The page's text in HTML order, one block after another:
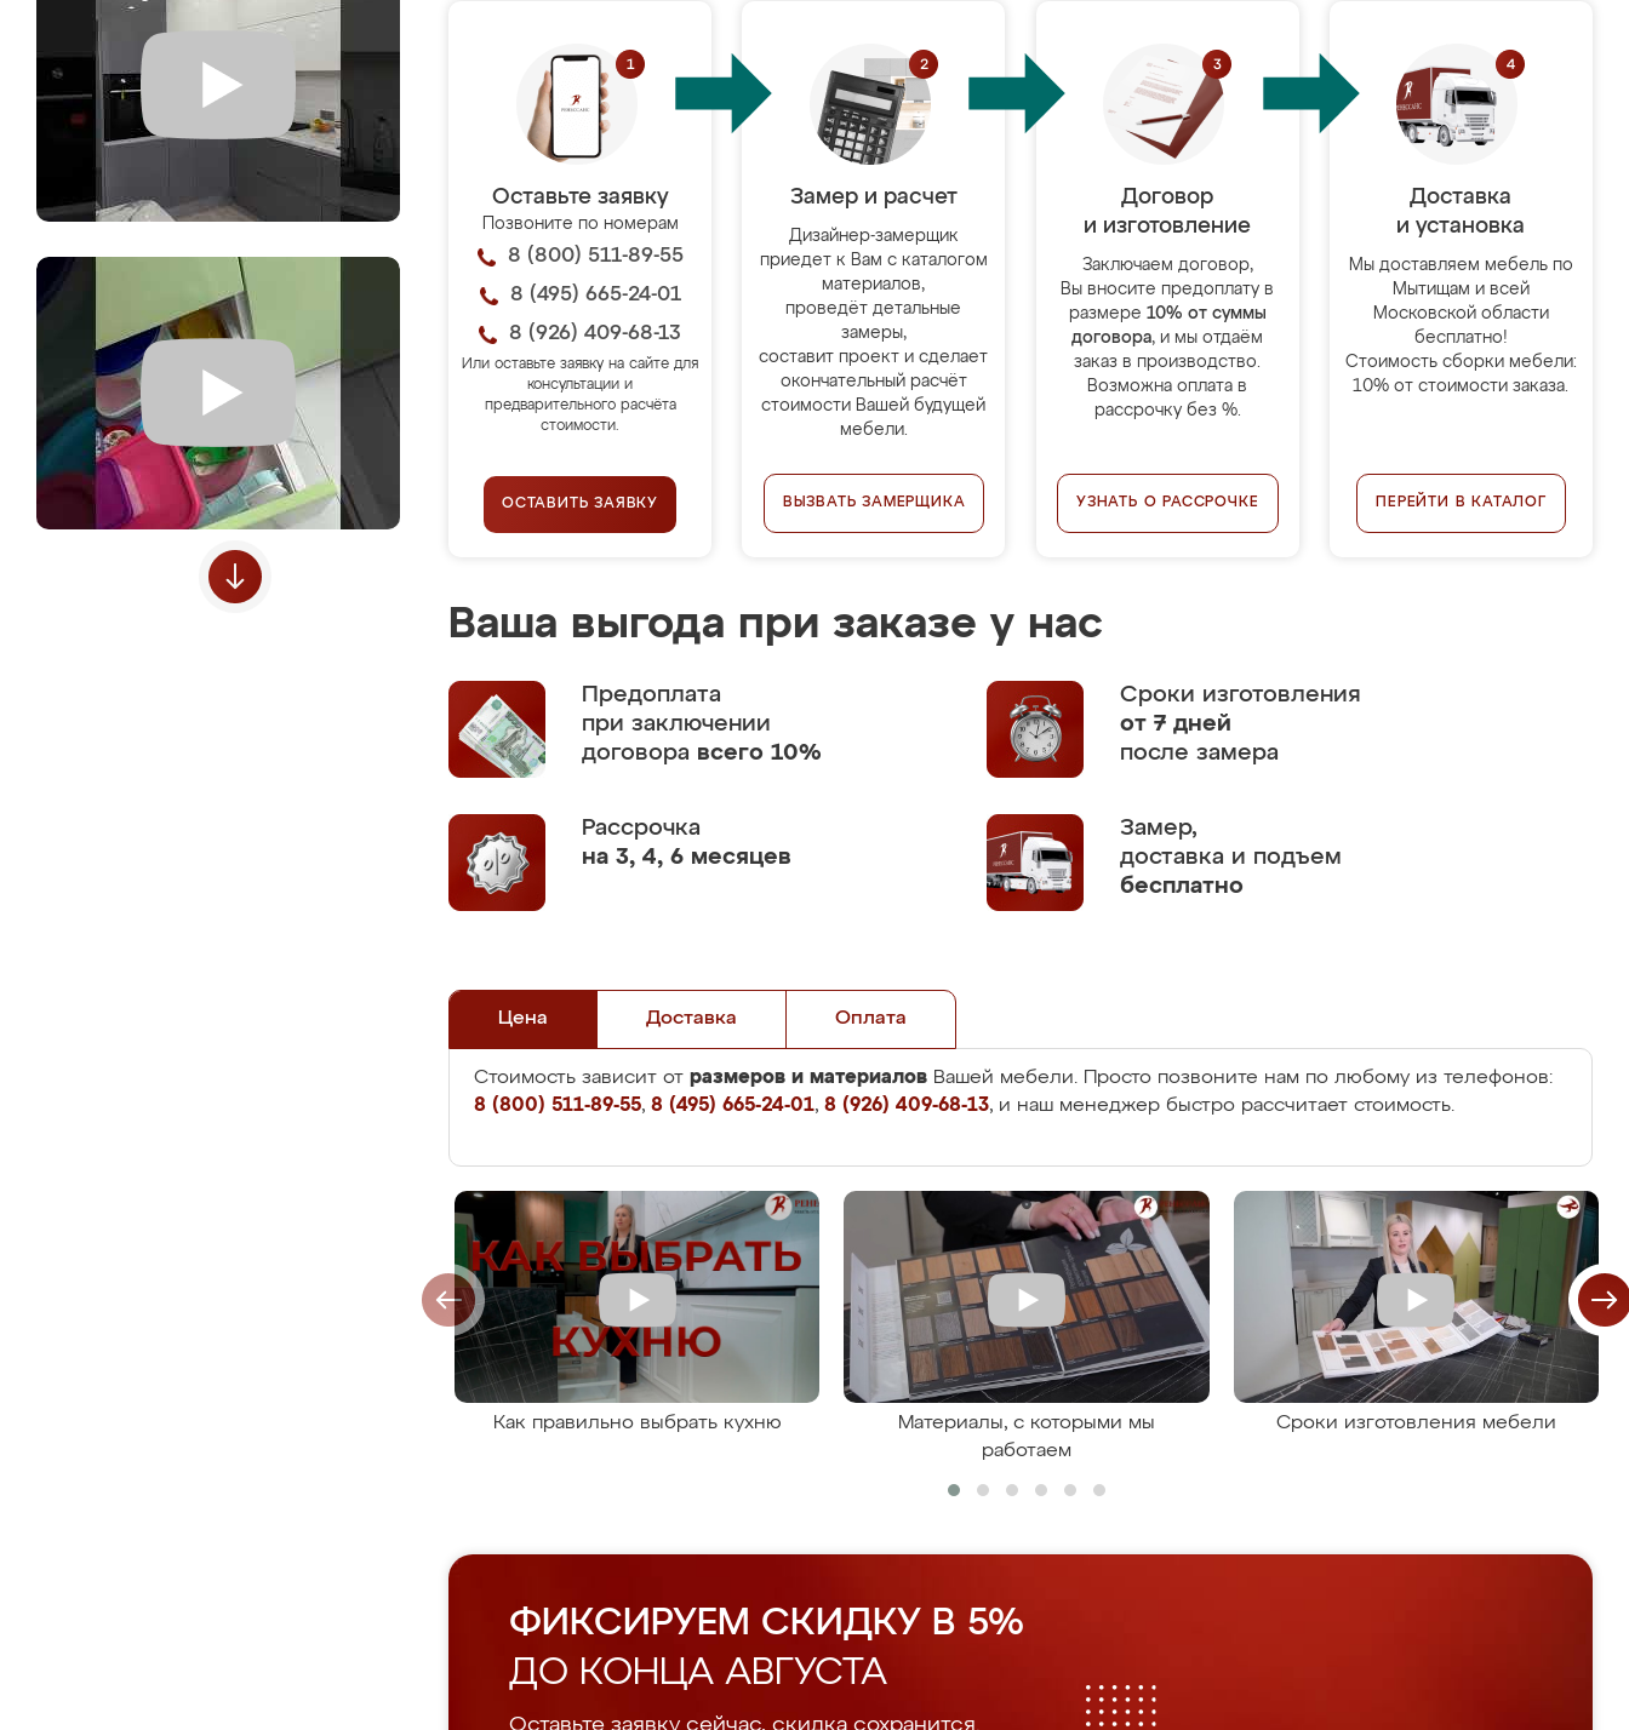
Оставьте заявку
Позвоните по номерам
8 (800) 511-89-55
8 (495) 665-24-01
8 (926) 409-68-13
Или оставьте заявку на сайте для
консультации и
предварительного расчёта
стоимости.
ОСТАВИТЬ ЗАЯВКУ
Замер и расчет
Дизайнер-замерщик
приедет к Вам с каталогом
материалов,
проведёт детальные
замеры,
составит проект и сделает
окончательный расчёт
стоимости Вашей будущей
мебели.
ВЫЗВАТЬ ЗАМЕРЩИКА
Договор
и изготовление
Заключаем договор,
Вы вносите предоплату в
размере 10% от суммы
договора, и мы отдаём
заказ в производство.
Возможна оплата в
рассрочку без %.
УЗНАТЬ О РАССРОЧКЕ
Доставка
и установка
Мы доставляем мебель по
Мытищам и всей
Московской области
бесплатно!
Стоимость сборки мебели:
10% от стоимости заказа.
ПЕРЕЙТИ В КАТАЛОГ
Ваша выгода при заказе у нас
Предоплата
при заключении
договора всего 10%
Сроки изготовления
от 7 дней
после замера
Рассрочка
на 3, 4, 6 месяцев
Замер,
доставка и подъем
бесплатно
Цена Доставка Оплата
Стоимость зависит от размеров и материалов Вашей мебели. Просто позвоните нам по любому из телефонов:
8 (800) 511-89-55, 8 (495) 665-24-01, 8 (926) 409-68-13, и наш менеджер быстро рассчитает стоимость.
Как правильно выбрать кухню
Материалы, с которыми мы
работаем
Сроки изготовления мебели
ФИКСИРУЕМ СКИДКУ В 5%
ДО КОНЦА АВГУСТА
Оставьте заявку сейчас, скидка сохранится.